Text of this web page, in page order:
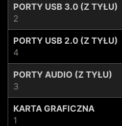
PORTY USB 3.0 (Z TYŁU)
2
PORTY USB 2.0 (Z TYŁU)
4
PORTY AUDIO (Z TYŁU)
3
KARTA GRAFICZNA
1